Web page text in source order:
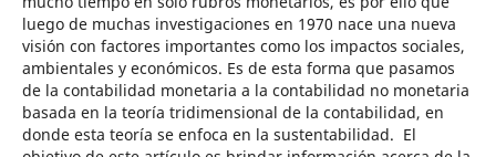
luego de muchas investigaciones en 1970 nace una nueva
visión con factores importantes como los impactos sociales,
ambientales y económicos. Es de esta forma que pasamos
de la contabilidad monetaria a la contabilidad no monetaria
basada en la teoría tridimensional de la contabilidad, en
donde esta teoría se enfoca en la sustentabilidad. El